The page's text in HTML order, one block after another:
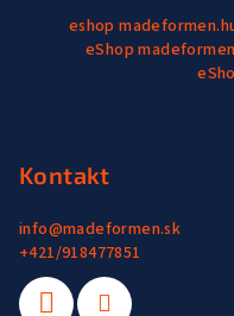
eshop
eShop
Kontakt
info@madeformen.sk
+421/918477851